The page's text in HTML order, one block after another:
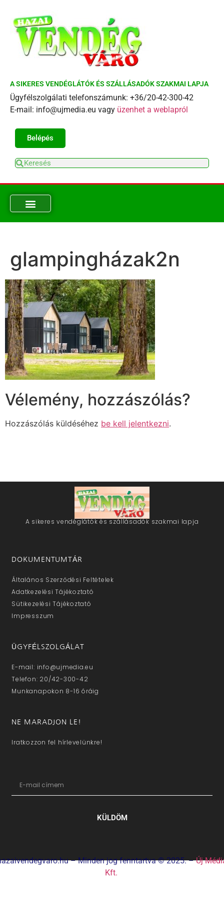
A SIKERES VENDÉGLÁTÓK ÉS SZÁLLÁSADÓK SZAKMAI LAPJA
Ügyfélszolgálati telefonszámunk: +36/20-42-300-42
E-mail: info@ujmedia.eu vagy üzenhet a weblapról
Belépés
glampingházak2n
Vélemény, hozzászólás?
Hozzászólás küldéséhez be kell jelentkezni.
A sikeres vendéglátók és szállásadók szakmai lapja
DOKUMENTUMTÁR
Általános Szerződési Feltételek
Adatkezelési Tájékoztató
Sütikezelési Tájékoztató
Impresszum
ÜGYFÉLSZOLGÁLAT
E-mail: info@ujmedia.eu
Telefon: 20/42-300-42
Munkanapokon 8-16 óráig
NE MARADJON LE!
Iratkozzon fel hírlevelünkre!
KÜLDÖM
– Minden jog fenntartva © 2025. –Új
Kft.